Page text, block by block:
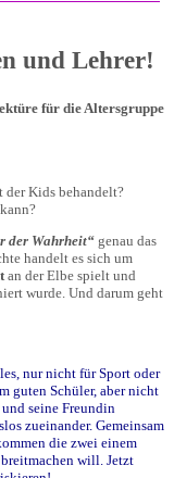
und Lehrer!
für die Altersgruppe
Kids behandelt?
der Wahrheit“genau das
handelt es sich um
an der Elbe spielt und
wurde. Und darum geht
nur nicht für Sport oder
guten Schüler, aber nicht
seine Freundin
zueinander. Gemeinsam
die zwei einem
will. Jetzt